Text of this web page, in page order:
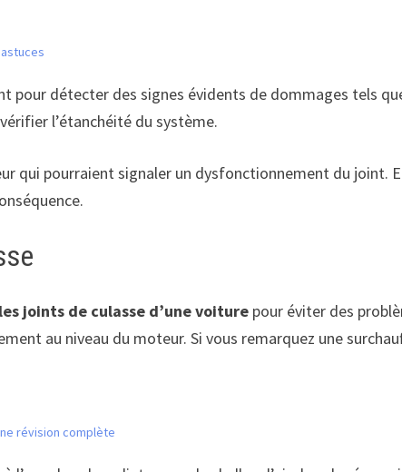
pour détecter des signes évidents de dommages tels
l’étanchéité du système.
qui pourraient signaler un dysfonctionnement du joint.
joints de culasse d’une voiture pour éviter des
au niveau du moteur. Si vous remarquez une
révision complète